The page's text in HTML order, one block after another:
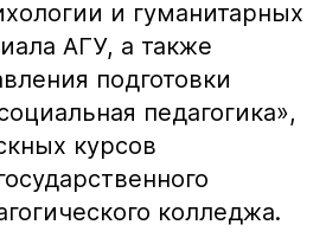
и гуманитарных
АГУ, а также
подготовки
педагогика»,
курсов
колледжа.